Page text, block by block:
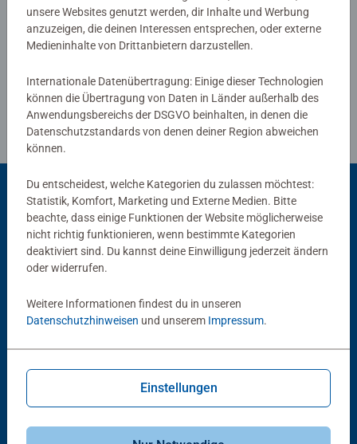
Richtlinien für Bewertungen
Beliebte Auswahl
Andere Kunden mögen auch
Disney Lorcana TCG:
unsere Websites genutzt werden, dir Inhalte und Werbung
anzuzeigen, die deinen Interessen entsprechen, oder externe
Medieninhalte von Drittanbietern darzustellen.
Internationale Datenübertragung: Einige dieser Technologien
können die Übertragung von Daten in Länder außerhalb des
Anwendungsbereichs der DSGVO beinhalten, in denen die
Datenschutzstandards von denen deiner Region abweichen
können.
Du entscheidest, welche Kategorien du zulassen möchtest:
Statistik, Komfort, Marketing und Externe Medien. Bitte
beachte, dass einige Funktionen der Website möglicherweise
nicht richtig funktionieren, wenn bestimmte Kategorien
deaktiviert sind. Du kannst deine Einwilligung jederzeit ändern
oder widerrufen.
Weitere Informationen findest du in unseren
Datenschutzhinweisen und unserem Impressum.
Einstellungen